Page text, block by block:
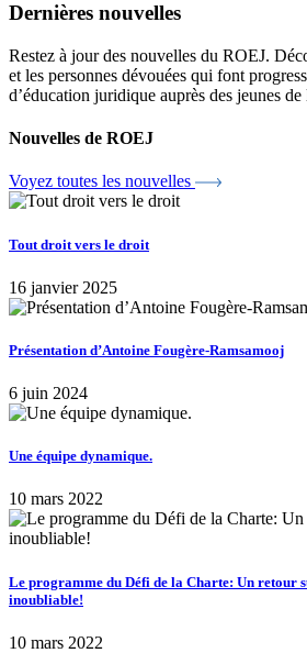
Dernières nouvelles
Restez à jour des nouvelles du ROEJ.
et les personnes dévouées qui font
d’éducation juridique auprès des jeunes
Nouvelles de ROEJ
Voyez toutes les nouvelles
Tout droit vers le droit
16 janvier 2025
Présentation d’Antoine Fougère-Ramsamooj
6 juin 2024
Une équipe dynamique.
10 mars 2022
Le programme du Défi de la Charte: Un retour
inoubliable!
10 mars 2022